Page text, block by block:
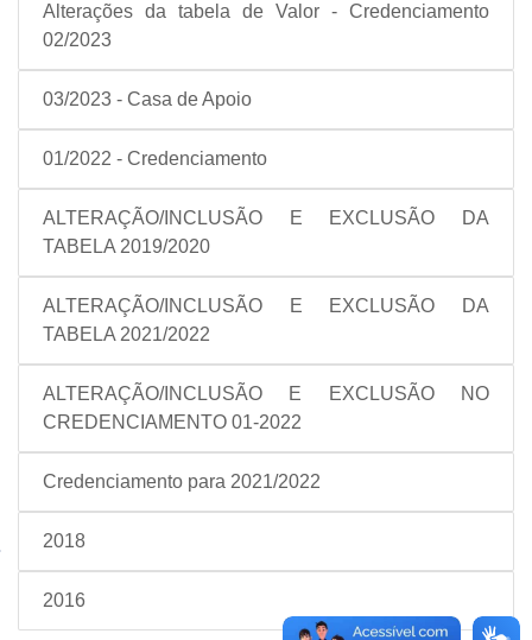
Alterações da tabela de Valor - Credenciamento
02/2023
03/2023 - Casa de Apoio
01/2022 - Credenciamento
ALTERAÇÃO/INCLUSÃO E EXCLUSÃO DA
TABELA 2019/2020
ALTERAÇÃO/INCLUSÃO E EXCLUSÃO DA
TABELA 2021/2022
ALTERAÇÃO/INCLUSÃO E EXCLUSÃO NO
CREDENCIAMENTO 01-2022
Credenciamento para 2021/2022
2018
2016